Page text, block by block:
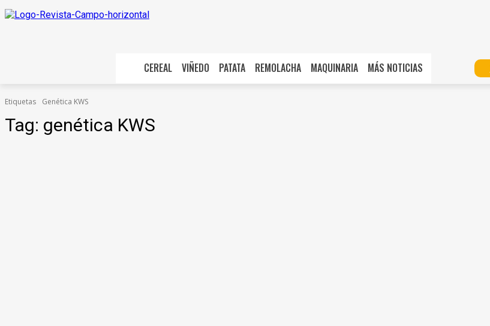
CEREAL VIÑEDO PATATA REMOLACHA MAQUINARIA MÁS NOTICIAS
Etiquetas Genética KWS
Tag: genética KWS